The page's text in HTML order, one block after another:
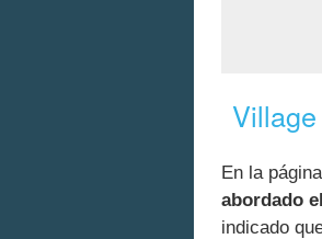
En la
abordado
indicado